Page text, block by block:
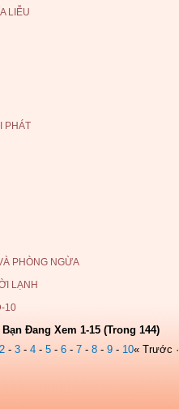
LIỄU
PHÁT
PHÒNG NGỪA
LẠNH
10
Bạn Đang Xem 1-15 (Trong 144)
2- 3- 4- 5- 6- 7- 8- 9- 10« Trước ·